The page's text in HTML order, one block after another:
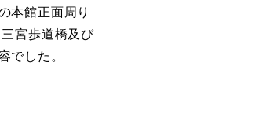
本館正面周り
宮歩道橋及び
でした。